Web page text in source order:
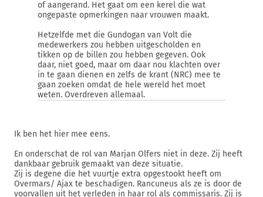
of aangerand. Het gaat om een kerel die wat
ongepaste opmerkingen naar vrouwen maakt.
Hetzelfde met die Gundogan van Volt die
medewerkers zou hebben uitgescholden en
tikken op de billen zou hebben gegeven. Ook
daar, niet goed, maar om daar nou klachten over
in te gaan dienen en zelfs de krant (NRC) mee te
gaan zoeken omdat de hele wereld het moet
weten. Overdreven allemaal.
Ik ben het hier mee eens.
En onderschat de rol van Marjan Olfers niet in deze. Zij heeft
dankbaar gebruik gemaakt van deze situatie.
Zij is degene die het vuurtje extra opgestookt heeft om
Overmars/ Ajax te beschadigen. Rancuneus als ze is door de
voorvallen uit het verleden in haar rol als commissaris. Zij is